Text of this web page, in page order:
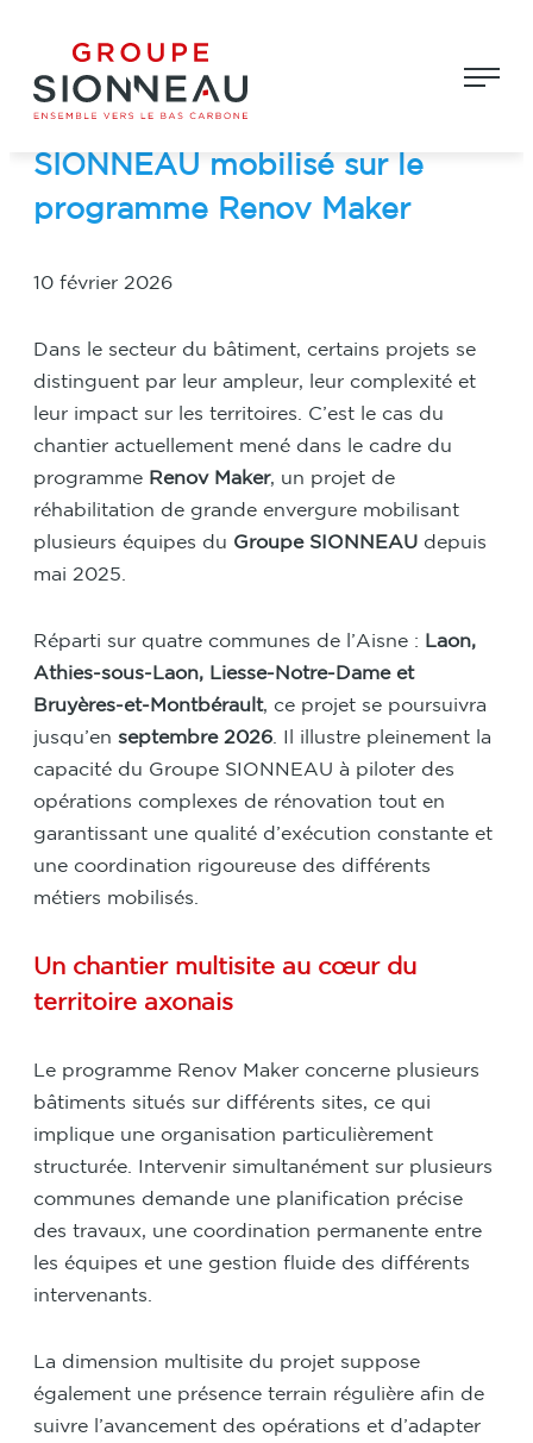
contenu
Réhabilitation de logements
dans l’Aisne : le Groupe
SIONNEAU mobilisé sur le
programme Renov Maker
10 février 2026
Dans le secteur du bâtiment, certains projets se
distinguent par leur ampleur, leur complexité et
leur impact sur les territoires. C’est le cas du
chantier actuellement mené dans le cadre du
programme Renov Maker, un projet de
réhabilitation de grande envergure mobilisant
plusieurs équipes du Groupe SIONNEAU depuis
mai 2025.
Réparti sur quatre communes de l’Aisne : Laon,
Athies-sous-Laon, Liesse-Notre-Dame et
Bruyères-et-Montbérault, ce projet se poursuivra
jusqu’en septembre 2026. Il illustre pleinement la
capacité du Groupe SIONNEAU à piloter des
opérations complexes de rénovation tout en
garantissant une qualité d’exécution constante et
une coordination rigoureuse des différents
métiers mobilisés.
Un chantier multisite au cœur du
territoire axonais
Le programme Renov Maker concerne plusieurs
bâtiments situés sur différents sites, ce qui
implique une organisation particulièrement
structurée. Intervenir simultanément sur plusieurs
communes demande une planification précise
des travaux, une coordination permanente entre
les équipes et une gestion fluide des différents
intervenants.
La dimension multisite du projet suppose
également une présence terrain régulière afin de
suivre l’avancement des opérations et d’adapter